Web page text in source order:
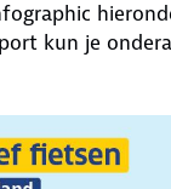
kun je